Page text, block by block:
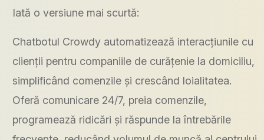
Iată o versiune mai scurtă:
Chatbotul Crowdy automatizează interacțiunile cu
clienții pentru companiile de curățenie la domiciliu,
simplificând comenzile și crescând loialitatea.
Oferă comunicare 24/7, preia comenzile,
programează ridicări și răspunde la întrebările